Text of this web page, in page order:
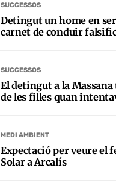
SUCCESSOS
Detingut un home en
carnet de conduir
SUCCESSOS
El detingut a la
de les filles quan
MEDI AMBIENT
Expectació per veure el
Solar a Arcalís